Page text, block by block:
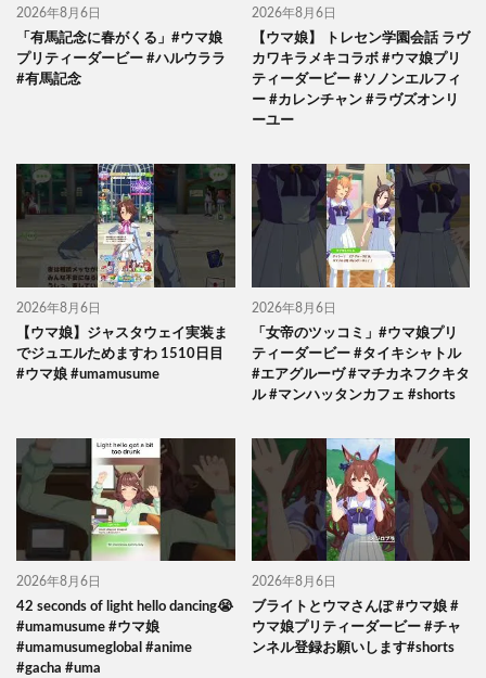
2026年8月6日
「有馬記念に春がくる」#ウマ娘
プリティーダービー #ハルウララ
#有馬記念
2026年8月6日
【ウマ娘】 トレセン学園会話 ラヴ
カワキラメキコラボ #ウマ娘プリ
ティーダービー #ソノンエルフィ
ー #カレンチャン #ラヴズオンリ
ーユー
2026年8月6日
【ウマ娘】ジャスタウェイ実装ま
でジュエルためますわ 1510日目
#ウマ娘 #umamusume
2026年8月6日
「女帝のツッコミ」#ウマ娘プリ
ティーダービー #タイキシャトル
#エアグルーヴ #マチカネフクキタ
ル #マンハッタンカフェ #shorts
2026年8月6日
42 seconds of light hello dancing😭
#umamusume #ウマ娘
#umamusumeglobal #anime
#gacha #uma
2026年8月6日
ブライトとウマさんぽ #ウマ娘 #
ウマ娘プリティーダービー #チャ
ンネル登録お願いします#shorts